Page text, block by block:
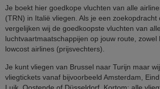
Je boekt hier goedkope vluchten van alle
(TRN) in Italië vliegen. Als je een zoekopdracht
vergelijken wij de goedkoopste vluchten van alle
luchtvaartmaatschappijen op jouw route, zowel
lowcost airlines (prijsvechters).
Je kunt vliegen van Brussel naar Turijn maar
vliegtickets vanaf bijvoorbeeld Amsterdam,
Luik, Oostende of Düsseldorf. Kortom; alle